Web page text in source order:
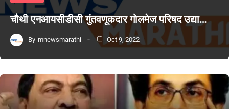
चौथी एनआयसीडीसी गुंतवणूकदार गोलमेज परिषद उद्या…
By mnewsmarathi Oct 9, 2022